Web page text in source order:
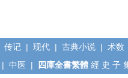
传记 | 现代 | 古典小说 | 术数
| 中医 | 四庫全書繁體 經 史 子